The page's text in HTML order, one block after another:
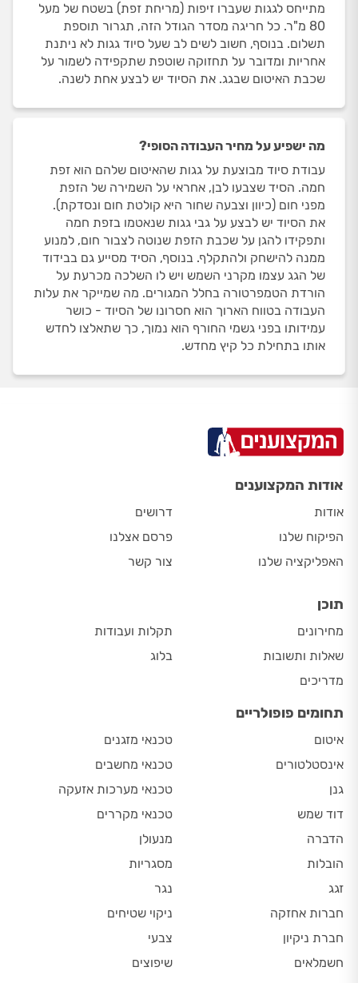
מתייחס לגגות שעברו זיפות (מריחת זפת) בשטח של מעל
80 מ"ר. כל חריגה מסדר הגודל הזה, תגרור תוספת
תשלום. בנוסף, חשוב לשים לב שעל סיוד גגות לא ניתנת
אחריות ומדובר על תחזוקה שוטפת שתקפידה לשמור על
שכבת האיטום שבגג. את הסיוד יש לבצע אחת לשנה.
מה ישפיע על מחיר העבודה הסופי?
עבודת סיוד מבוצעת על גגות שהאיטום שלהם הוא זפת
חמה. הסיד שצבעו לבן, אחראי על השמירה של הזפת
מפני חום (כיוון וצבעה שחור היא קולטת חום ונסדקת).
את הסיוד יש לבצע על גבי גגות שנאטמו בזפת חמה
ותפקידו להגן על שכבת הזפת שנוטה לצבור חום, למנוע
ממנה להישחק ולהתקלף. בנוסף, הסיד מסייע גם בבידוד
של הגג עצמו מקרני השמש ויש לו השלכה מכרעת על
הורדת הטמפרטורה בחלל המגורים. מה שמייקר את עלות
העבודה בטווח הארוך הוא חסרונו של הסיוד - כושר
עמידותו בפני גשמי החורף הוא נמוך, כך שתאלצו לחדש
אותו בתחילת כל קיץ מחדש.
אודות המקצוענים
אודות
הפיקוח שלנו
האפליקציה שלנו
דרושים
פרסם אצלנו
צור קשר
תוכן
מחירונים
שאלות ותשובות
מדריכים
תקלות ועבודות
בלוג
תחומים פופולריים
איטום
אינסטלטורים
גנן
דוד שמש
הדברה
הובלות
זגג
חברות אחזקה
חברת ניקיון
חשמלאים
טכנאי מזגנים
טכנאי מחשבים
טכנאי מערכות אזעקה
טכנאי מקררים
מנעולן
מסגריות
נגר
ניקוי שטיחים
צבעי
שיפוצים